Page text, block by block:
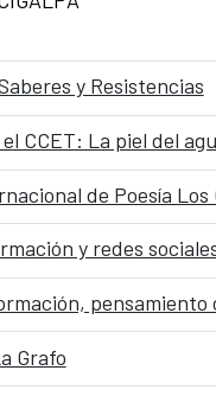
y Resistencias
CCET: La piel del
de Poesía Los
y redes
Grafo